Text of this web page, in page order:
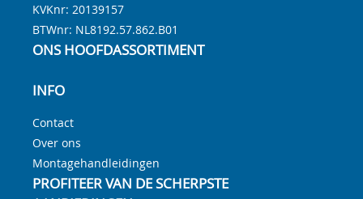
KVKnr: 20139157
BTWnr: NL8192.57.862.B01
ONS HOOFDASSORTIMENT
INFO
Contact
Over ons
Montagehandleidingen
PROFITEER VAN DE SCHERPSTE